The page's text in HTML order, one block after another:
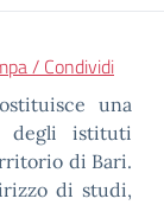
/ Condividi
una
degli istituti
di Bari.
di studi,